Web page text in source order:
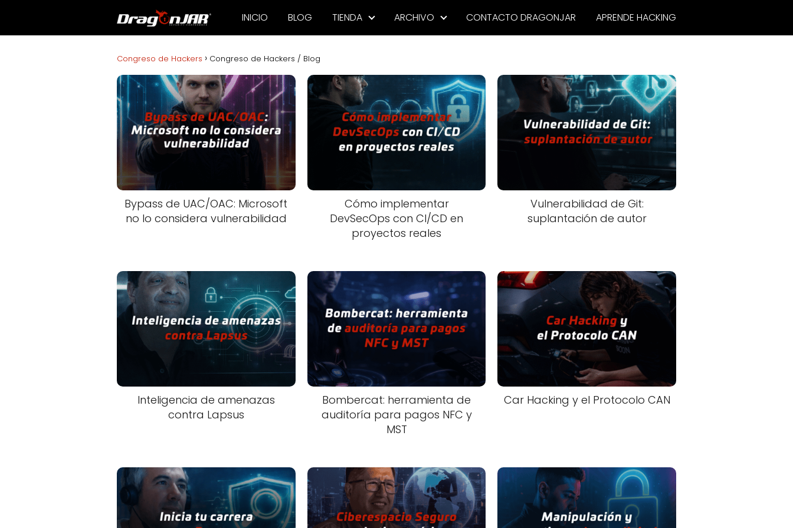
INICIO BLOG TIENDA ARCHIVO CONTACTO DRAGONJAR APRENDE HACKING
Congreso de Hackers Congreso de Hackers / Blog
Bypass de UAC/OAC: Microsoft
no lo considera vulnerabilidad
Cómo implementar
DevSecOps con CI/CD en
proyectos reales
Vulnerabilidad de Git:
suplantación de autor
Inteligencia de amenazas
contra Lapsus
Bombercat: herramienta de
auditoría para pagos NFC y
MST
Car Hacking y el Protocolo CAN